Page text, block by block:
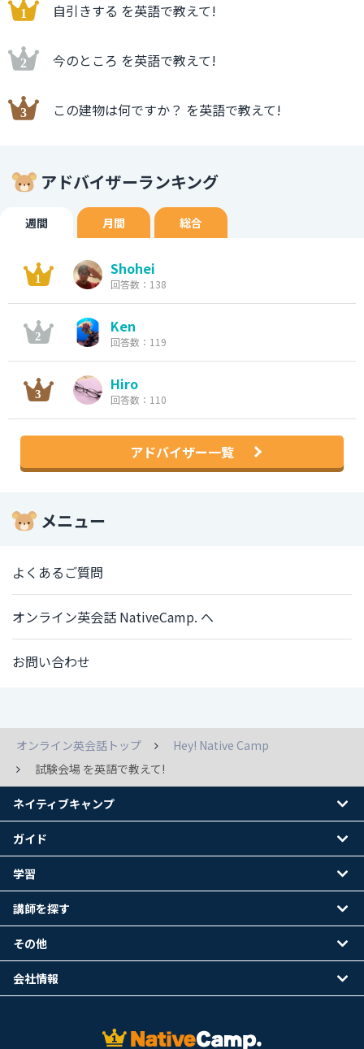
自引きする を英語で教えて!
今のところ を英語で教えて!
この建物は何ですか？ を英語で教えて!
アドバイザーランキング
週間 月間 総合
Shohei
回答数：138
Ken
回答数：119
Hiro
回答数：110
アドバイザー一覧
メニュー
よくあるご質問
オンライン英会話 NativeCamp. へ
お問い合わせ
オンライン英会話トップ
Hey! Native Camp
試験会場 を英語で教えて!
ネイティブキャンプ
ガイド
学習
講師を探す
その他
会社情報